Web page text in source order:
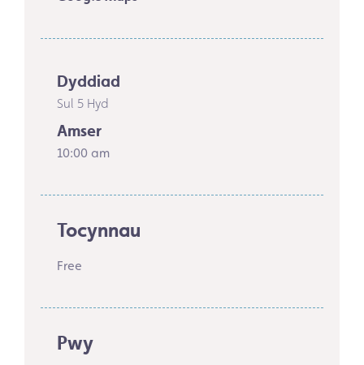
Dyddiad
Sul 5 Hyd
Amser
10:00 am
Tocynnau
Free
Pwy